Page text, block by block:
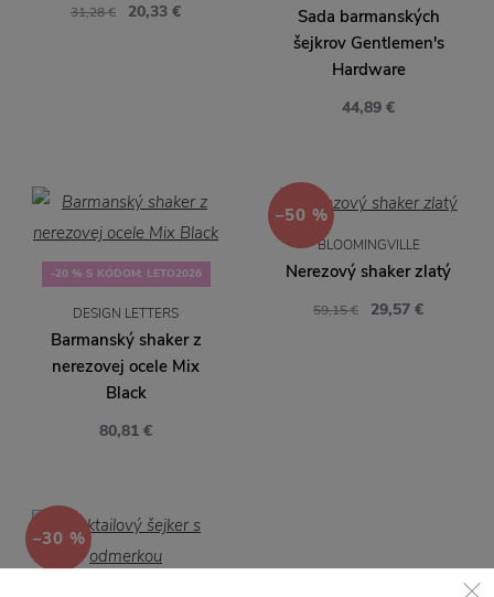
31,28 € 20,33 €
Sada barmanských
šejkrov Gentlemen's
Hardware
44,89 €
-20 % S KÓDOM: LETO2026
DESIGN LETTERS
Barmanský shaker z
nerezovej ocele Mix
Black
80,81 €
−50 %
BLOOMINGVILLE
Nerezový shaker zlatý
59,15 € 29,57 €
−30 %